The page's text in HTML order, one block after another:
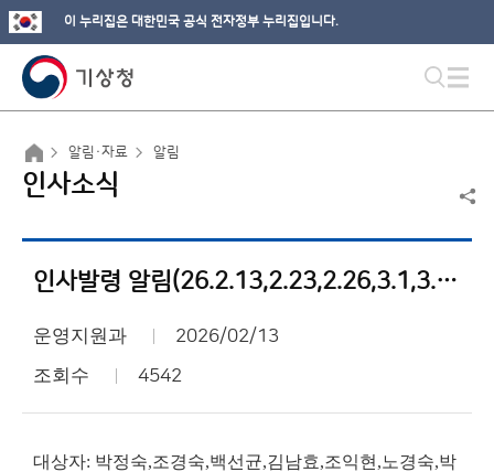
이 누리집은 대한민국 공식 전자정부 누리집입니다.
알림·자료 알림
인사소식
인사발령 알림(26.2.13,2.23,2.26,3.1,3.15)
운영지원과 2026/02/13
조회수 4542
대상자: 박정숙,조경숙,백선균,김남효,조익현,노경숙,박